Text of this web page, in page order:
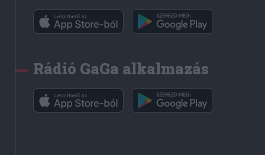
Rádió GaGa alkalmazás